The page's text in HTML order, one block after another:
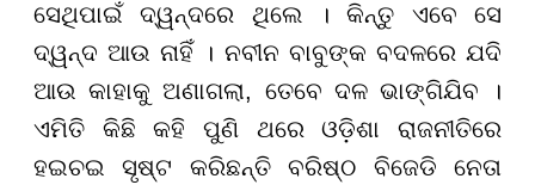
ସେଥିପାଇଁ ଦ୍ୱନ୍ଦରେ ଥିଲେ । କିନ୍ତୁ ଏବେ ସେ
ଦ୍ୱନ୍ଦ ଆଉ ନାହିଁ । ନବୀନ ବାବୁଙ୍କ ବଦଳରେ ଯଦି
ଆଉ କାହାକୁ ଅଣାଗଲା, ତେବେ ଦଳ ଭାଙ୍ଗିଯିବ ।
ଏମିତି କିଛି କହି ପୁଣି ଥରେ ଓଡ଼ିଶା ରାଜନୀତିରେ
ହଇଚଇ ସୃଷ୍ଟ କରିଛନ୍ତି ବରିଷ୍ଠ ବିଜେଡି ନେତା